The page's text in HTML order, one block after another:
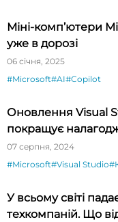
Міні-комп’ютери
уже в дорозі
06 січня, 2025
#Microsoft#AI#Copilot
Оновлення Visual
покращує
07 серпня, 2024
#Microsoft#Visual Studio
У всьому світі
техкомпаній. Що